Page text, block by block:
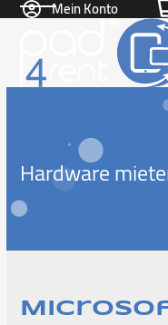
Skip
content
Mein Konto
Open
mobile
menu
Close
mobile
menu
Hardware